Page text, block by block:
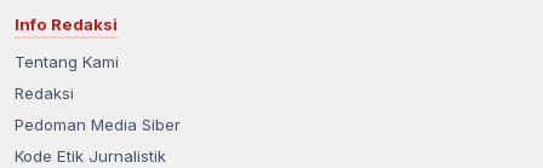
Info Redaksi
Tentang Kami
Redaksi
Pedoman Media Siber
Kode Etik Jurnalistik